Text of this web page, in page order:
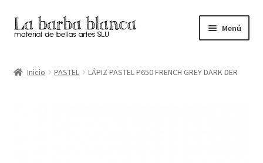
Ir
a
navegación
Ir
al
Menú
Inicio PASTEL LÁPIZ PASTEL P650 FRENCH GREY DARK DER